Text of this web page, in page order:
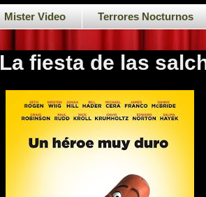
Mister Video Terrores Nocturnos
La fiesta de las